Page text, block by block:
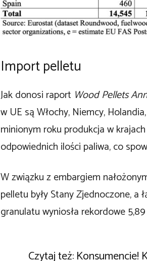
Import pelletu
Jak donosi raport Wood Pellets
w UE są Włochy, Niemcy,
minionym roku produkcja w
odpowiednich ilości paliwa, co
W związku z embargiem
pelletu były Stany Zjednoczone, a
granulatu wyniosła rekordowe
Czytaj też: Konsumencie!